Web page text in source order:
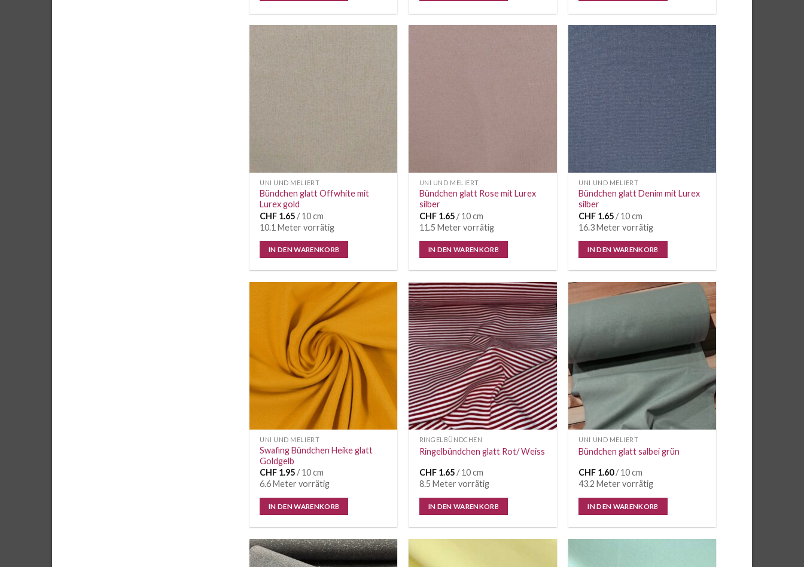
UNI UND MELIERT
Bündchen glatt Offwhite mit
Lurex gold
CHF 1.65/ 10 cm
10.1 Meter vorrätig
IN DEN WARENKORB
UNI UND MELIERT
Bündchen glatt Rose mit Lurex
silber
CHF1.65/ 10 cm
11.5 Meter vorrätig
IN DEN WARENKORB
Wunschliste
UNI UND MELIERT
Bündchen glatt Denim mit Lurex
silber
CHF 1.65/ 10 cm
16.3 Meter vorrätig
IN DEN WARENKORB
UNI UND MELIERT
Swafing Bündchen Heike glatt
Goldgelb
CHF 1.95/ 10 cm
6.6 Meter vorrätig
IN DEN WARENKORB
Auf die
Wunschliste
RINGELBÜNDCHEN
Ringelbündchen glatt Rot/ Weiss
CHF1.65/ 10 cm
8.5 Meter vorrätig
IN DEN WARENKORB
UNI UND MELIERT
Bündchen glatt salbei grün
CHF 1.60/ 10 cm
43.2 Meter vorrätig
IN DEN WARENKORB